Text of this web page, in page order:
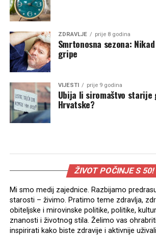
ZDRAVLJE prije 8 godina
Smrtonosna sezona:
gripe
VIJESTI prije 9 godina
Ubija li siromaštvo starije
Hrvatske?
ŽIVOT POČINJE S 50!
Mi smo medij zajednice. Razbijamo
starosti – živimo. Pratimo teme zdravlja,
obiteljske i mirovinske politike, politike,
znanosti i životnog stila. Želimo vas
inspirirati kako biste zdravije i aktivnije